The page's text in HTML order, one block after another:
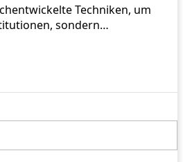
Techniken, um
sondern…